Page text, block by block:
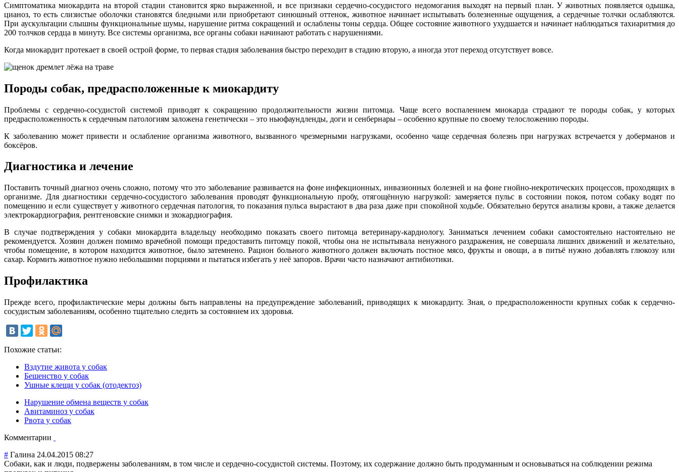
Симптоматика миокардита на второй стадии становится ярко выраженной, и все признаки сердечно-сосудистого недомогания выходят на первый план. У животных появляется одышка,
цианоз, то есть слизистые оболочки становятся бледными или приобретают синюшный оттенок, животное начинает испытывать болезненные ощущения, а сердечные толчки ослабляются.
При аускультации слышны функциональные шумы, нарушение ритма сокращений и ослаблены тоны сердца. Общее состояние животного ухудшается и начинает наблюдаться тахиаритмия до
200 толчков сердца в минуту. Все системы организма, все органы собаки начинают работать с нарушениями.
Когда миокардит протекает в своей острой форме, то первая стадия заболевания быстро переходит в стадию вторую, а иногда этот переход отсутствует вовсе.
Породы собак, предрасположенные к миокардиту
Проблемы с сердечно-сосудистой системой приводят к сокращению продолжительности жизни питомца. Чаще всего воспалением миокарда страдают те породы собак, у которых
предрасположенность к сердечным патологиям заложена генетически – это ньюфаундленды, доги и сенбернары – особенно крупные по своему телосложению породы.
К заболеванию может привести и ослабление организма животного, вызванного чрезмерными нагрузками, особенно чаще сердечная болезнь при нагрузках встречается у доберманов и
боксёров.
Диагностика и лечение
Поставить точный диагноз очень сложно, потому что это заболевание развивается на фоне инфекционных, инвазионных болезней и на фоне гнойно-некротических процессов, проходящих в
организме. Для диагностики сердечно-сосудистого заболевания проводят функциональную пробу, отягощённую нагрузкой: замеряется пульс в состоянии покоя, потом собаку водят по
помещению и если существует у животного сердечная патология, то показания пульса вырастают в два раза даже при спокойной ходьбе. Обязательно берутся анализы крови, а также делается
электрокардиография, рентгеновские снимки и эхокардиография.
В случае подтверждения у собаки миокардита владельцу необходимо показать своего питомца ветеринару-кардиологу. Заниматься лечением собаки самостоятельно настоятельно не
рекомендуется. Хозяин должен помимо врачебной помощи предоставить питомцу покой, чтобы она не испытывала ненужного раздражения, не совершала лишних движений и желательно,
чтобы помещение, в котором находится животное, было затемнено. Рацион больного животного должен включать постное мясо, фрукты и овощи, а в питьё нужно добавлять глюкозу или
сахар. Кормить животное нужно небольшими порциями и пытаться избегать у неё запоров. Врачи часто назначают антибиотики.
Профилактика
Прежде всего, профилактические меры должны быть направлены на предупреждение заболеваний, приводящих к миокардиту. Зная, о предрасположенности крупных собак к сердечно-
сосудистым заболеваниям, особенно тщательно следить за состоянием их здоровья.
Похожие статьи:
Вздутие живота у собак
Бешенство у собак
Ушные клещи у собак (отодектоз)
Нарушение обмена веществ у собак
Авитаминоз у собак
Рвота у собак
Комментарии
# Галина 24.04.2015 08:27
Собаки, как и люди, подвержены заболеваниям, в том числе и сердечно-сосудистой системы. Поэтому, их содержание должно быть продуманным и основываться на соблюдении режима